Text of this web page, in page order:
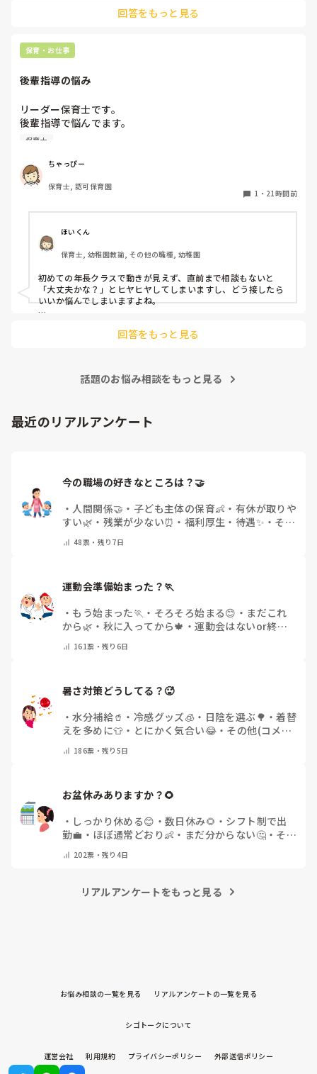
回答をもっと見る
保育・お仕事
後輩指導の悩み
リーダー保育士です。
後輩指導で悩んでます。
初めて年長を持つ後輩がいますが
いで様子見てると直前になるまで何もアクションがなかった
り
他の職員に聞いてる様子もなくて
よほど自分に聞きづらいのか、聞く必要性さえ感じないの
か、もうよくわからないです。
対応にも悩みます。
保育士
ちゃっぴー
保育士, 認可保育園
1 ・ 21時間前
ほいくん
保育士, 幼稚園教諭, その他の職種, 幼稚園
初めての年長クラスで動きが見えず、直前まで相談もないと
「大丈夫かな？」とヒヤヒヤしてしまいますし、どう接したら
いいか悩んでしまいますよね。
「こんなこと聞いたら迷惑かな」と抱え込んでいるケースがと
件、どこまで進んだ？」「困ってることない？」と具体的に声
「毎日夕方に5分だけ進捗確認の時間を取る」などルール化し
てしまうと、後輩も質問しやすくなりますよ。一人で抱え込ま
回答をもっと見る
話題のお悩み相談をもっと見る
最近のリアルアンケート
・ 人間関係🤝 ・ 子ども主体の保育👶 ・ 有休が取りや
すい🌿 ・ 残業が少ない⏰ ・ 福利厚生・待遇✨ ・ その
48票・ 残り7日
運動会準備始まった？🏃
・ もう始まった🏃 ・ そろそろ始まる😊 ・ まだこれ
から🌿 ・ 秋に入ってから🍁 ・運動会はないor終わ
161票・残り6日
暑さ対策どうしてる？🥵
・水分補給🥤 ・ 冷感グッズ🧊 ・ 日陰を選ぶ🌳 ・着替
えを多めに👕 ・ とにかく気合い😂・ その他(コメン
186票・残り5日
お盆休みありますか？🌻
・ しっかり休める😊 ・ 数日休み🌻 ・ シフト制で出
勤💼 ・ ほぼ通常どおり👶 ・ まだ分からない🤔・ その
202票・残り4日
リアルアンケートをもっと見る
お悩み相談の一覧を見る リアルアンケートの一覧を見る
シゴトークについて
運営会社 利用規約 プライバシーポリシー 外部送信ポリシー